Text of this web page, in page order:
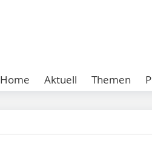
Home Aktuell Themen